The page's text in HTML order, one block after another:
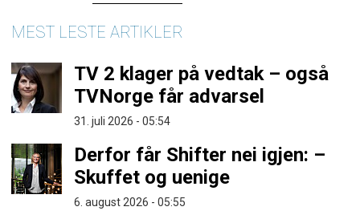
MEST LESTE ARTIKLER
TV 2 klager på vedtak – også
TVNorge får advarsel
31. juli 2026 - 05:54
Derfor får Shifter nei igjen: –
Skuffet og uenige
6. august 2026 - 05:55